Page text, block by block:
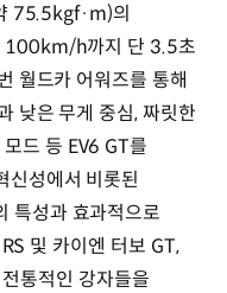
75.5kgf·m)의
100km/h까지 단 3.5초
월드카 어워즈를 통해
낮은 무게 중심, 짜릿한
드 등 EV6 GT를
신성에서 비롯된
특성과 효과적으로
및 카이엔 터보 GT,
통적인 강자들을